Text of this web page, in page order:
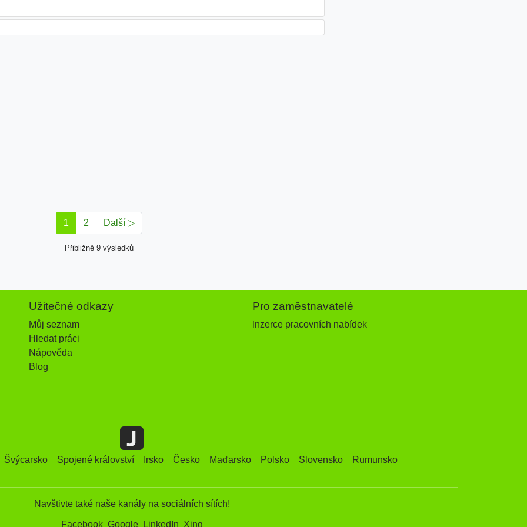
1 2 Další ▷
Přibližně 9 výsledků
Užitečné odkazy
Můj seznam
Hledat práci
Nápověda
Blog
Pro zaměstnavatelé
Inzerce pracovních nabídek
Švýcarsko Spojené království Irsko Česko Maďarsko Polsko Slovensko Rumunsko
Navštivte také naše kanály na sociálních sítích!
Facebook Google LinkedIn Xing